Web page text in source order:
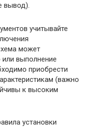
вывод).
учитывайте
может
или выполнение
приобрести
(важно
к высоким
установки